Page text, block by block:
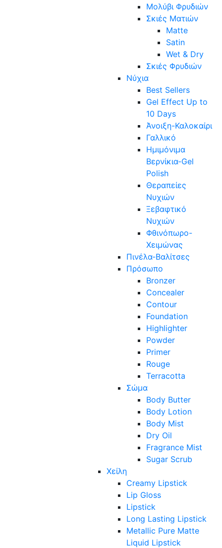
Μολύβι Φρυδιών
Σκιές Ματιών
Matte
Satin
Wet & Dry
Σκιές Φρυδιών
Νύχια
Best Sellers
Gel Effect Up to
10 Days
Άνοιξη-Καλοκαίρι
Γαλλικό
Ημιμόνιμα
Βερνίκια-Gel
Polish
Θεραπείες
Νυχιών
Ξεβαφτικό
Νυχιών
Φθινόπωρο-
Χειμώνας
Πινέλα-Βαλίτσες
Πρόσωπο
Bronzer
Concealer
Contour
Foundation
Highlighter
Powder
Primer
Rouge
Terracotta
Σώμα
Body Butter
Body Lotion
Body Mist
Dry Oil
Fragrance Mist
Sugar Scrub
Χείλη
Creamy Lipstick
Lip Gloss
Lipstick
Long Lasting Lipstick
Metallic Pure Matte
Liquid Lipstick